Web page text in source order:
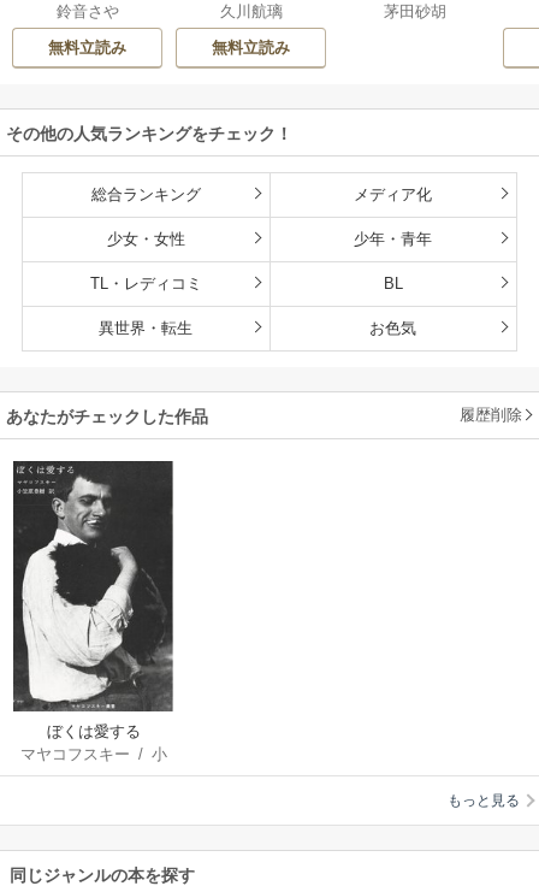
た
鈴音さや
無料立読み
様、離婚していた
だきます
久川航璃
無料立読み
茅田砂胡
その他の人気ランキングをチェック！
総合ランキング メディア化
少女・女性 少年・青年
TL・レディコミ BL
異世界・転生 お色気
あなたがチェックした作品 履歴削除
ぼくは愛する
マヤコフスキー / 小
笠原豊樹
もっと見る
同じジャンルの本を探す